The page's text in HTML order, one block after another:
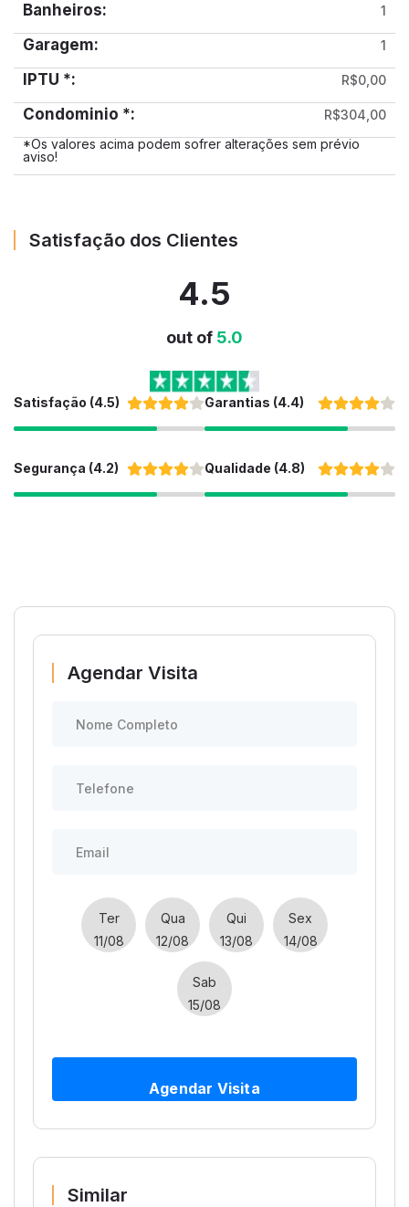
Banheiros: 1
Garagem: 1
IPTU *: R$0,00
Condominio *:
R$304,00
*Os valores acima podem sofrer alterações sem prévio
aviso!
Satisfação dos Clientes
4.5
out of 5.0
Satisfação (4.5)
Segurança (4.2)
Garantias (4.4)
Qualidade (4.8)
Agendar Visita
Ter
11/08
Qua
12/08
Qui
13/08
Sex
14/08
Sab
15/08
Agendar Visita
Similar